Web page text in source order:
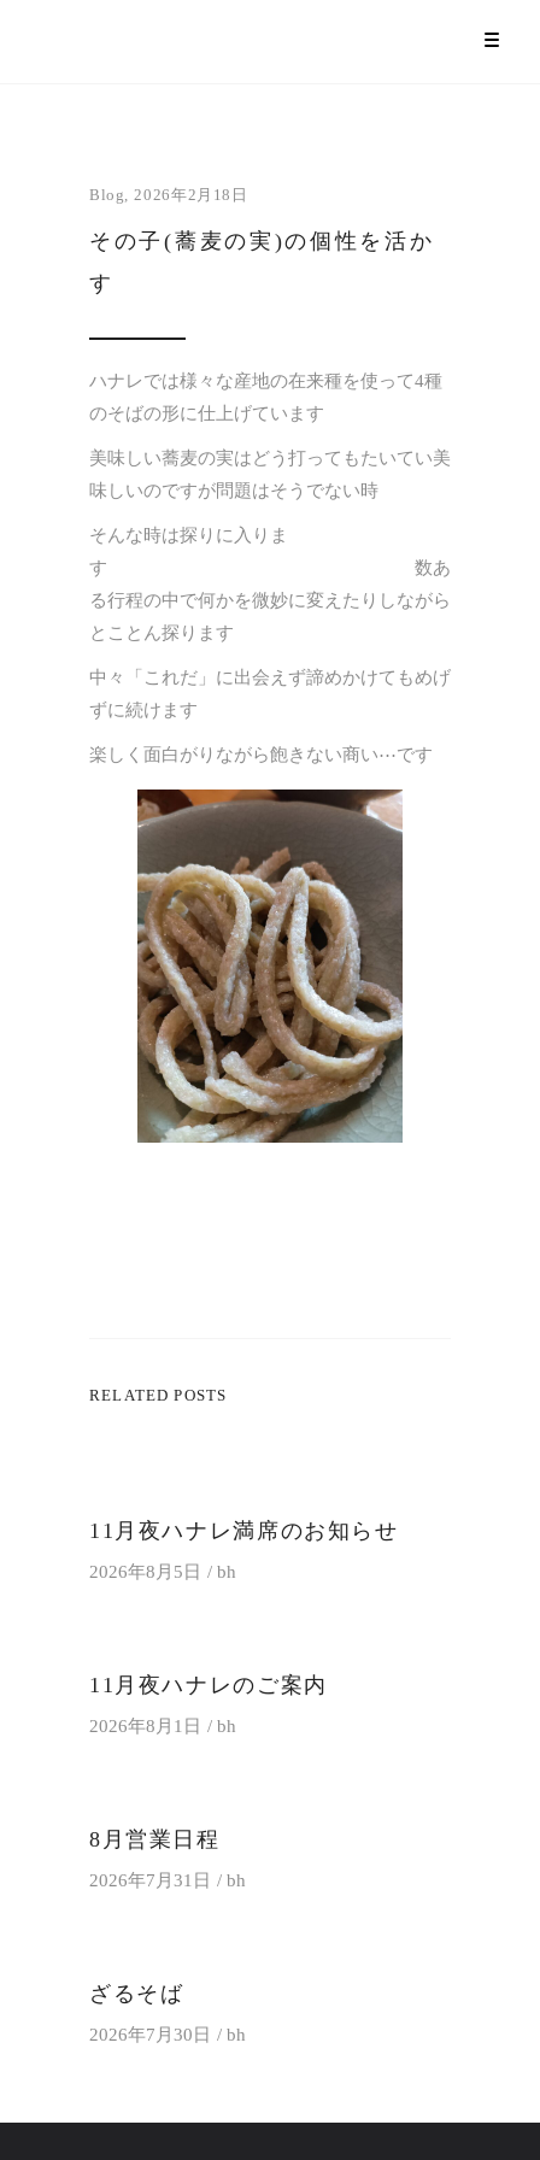
Blog 2026年2月18日
その子(蕎麦の実)の個性を活か
す
ハナレでは様々な産地の在来種を使って4種
のそばの形に仕上げています
美味しい蕎麦の実はどう打ってもたいてい美
味しいのですが問題はそうでない時
そんな時は探りに入りま
す 数あ
る行程の中で何かを微妙に変えたりしながら
とことん探ります
中々「これだ」に出会えず諦めかけてもめげ
ずに続けます
楽しく面白がりながら飽きない商い⋯です
RELATED POSTS
11月夜ハナレ満席のお知らせ
2026年8月5日 bh
11月夜ハナレのご案内
2026年8月1日 bh
8月営業日程
2026年7月31日 bh
ざるそば
2026年7月30日 bh